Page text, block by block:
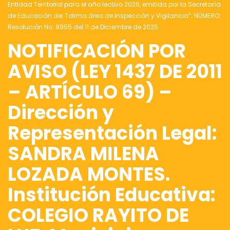
Entidad Territorial para el año lectivo 2026, emitida por la Secretaría
de Educación del Tolima área de Inspección y Vigilancia”. NÚMERO:
Resolución No. 8955 del 11 de Diciembre de 2025.
NOTIFICACIÓN POR
AVISO (LEY 1437 DE 2011
– ARTÍCULO 69) –
Dirección y
Representación Legal:
SANDRA MILENA
LOZADA MONTES.
Institución Educativa:
COLEGIO RAYITO DE